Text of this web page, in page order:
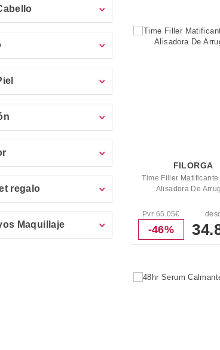
regalo
Maquillaje
FILORGA
Time Filler Matificante
Alisadora De
Pvr 65.05€
-46%